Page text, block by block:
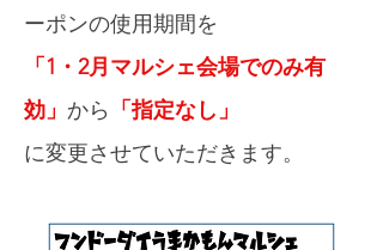
ーポンの使用期間を
「1・2月マルシェ会場でのみ有
効」 から 「指定なし」
に変更させていただきます。